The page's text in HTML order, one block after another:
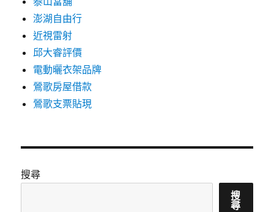
澎湖自由行
近視雷射
邱大睿評價
電動曬衣架品牌
鶯歌房屋借款
鶯歌支票貼現
搜尋
搜
尋